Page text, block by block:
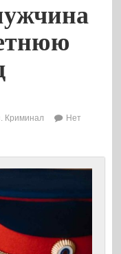
Криминал
Нет